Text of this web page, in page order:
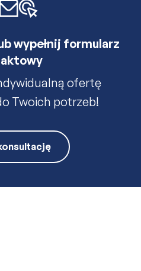
wypełnij formularz
ofertę
Twoich potrzeb!